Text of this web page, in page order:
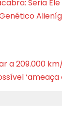
Seria
a 209.000
‘ameaça